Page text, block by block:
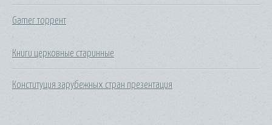
Gamer торрент
Книги церковные старинные
Конституция зарубежных стран презентация